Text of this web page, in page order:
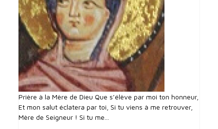
Prière à la Mère de Dieu Que s’élève par moi ton honneur,
Et mon salut éclatera par toi, Si tu viens à me retrouver,
Mère de Seigneur ! Si tu me...